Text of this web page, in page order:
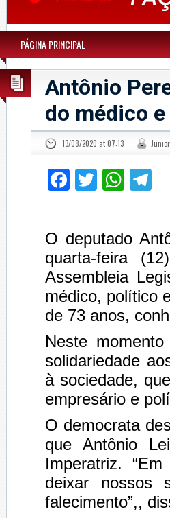
PÁGINA PRINCIPAL
Antônio
do médico
13/08/2020 at 07:13
Facebook
Twitter
O deputado
quarta-feira
Assembleia
médico, político
de 73 anos,
Neste
solidariedade
à sociedade,
empresário e
O democrata
que Antônio
Imperatriz.
deixar nossos
falecimento”,,